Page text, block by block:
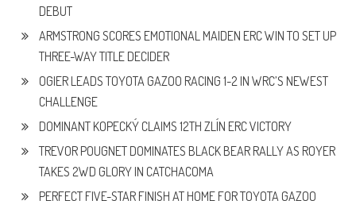
DEBUT
ARMSTRONG SCORES EMOTIONAL MAIDEN ERC WIN TO SET UP
THREE-WAY TITLE DECIDER
OGIER LEADS TOYOTA GAZOO RACING 1-2 IN WRC’S NEWEST
CHALLENGE
DOMINANT KOPECKÝ CLAIMS 12TH ZLÍN ERC VICTORY
TREVOR POUGNET DOMINATES BLACK BEAR RALLY AS ROYER
TAKES 2WD GLORY IN CATCHACOMA
PERFECT FIVE-STAR FINISH AT HOME FOR TOYOTA GAZOO